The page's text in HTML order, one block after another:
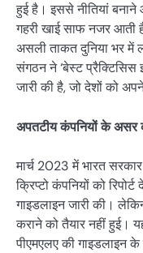
हुई है। इससे नीतियां
गहरी खाई साफ नजर आती
असली ताकत दुनिया भर में
संगठन ने ‘बेस्ट प्रैक्टिसिस
जारी की है, जो देशों को
अपतटीय कंपनियों के असर
मार्च 2023 में भारत
क्रिप्टो कंपनियों को
गाइडलाइन जारी की।
कराने को तैयार नहीं हुई।
पीएमएलए की गाइडलाइन